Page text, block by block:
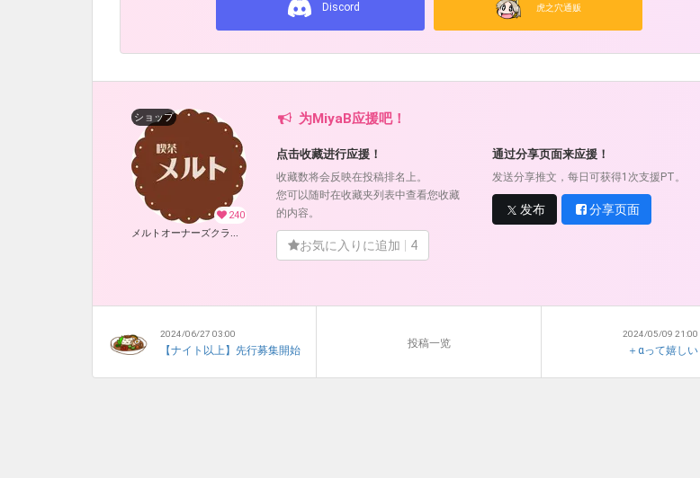
Discord 虎之穴通贩
240
ショップ
メルトオーナーズクラブ (MiyaB)
为MiyaB应援吧！
点击收藏进行应援！
收藏数将会反映在投稿排名上。
您可以随时在收藏夹列表中查看您收藏
的内容。
お気に入りに追加 4
通过分享页面来应援！
发送分享推文，每日可获得1次支援PT。
发布 分享页面
2024/06/27 03:00
【ナイト以上】先行募集開始
投稿一览
2024/05/09 21:00
＋αって嬉しい